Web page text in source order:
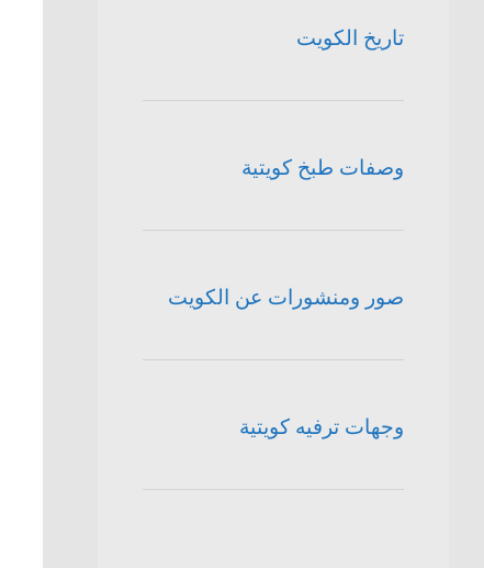
تاريخ الكويت
وصفات طبخ كويتية
صور ومنشورات عن الكويت
وجهات ترفيه كويتية